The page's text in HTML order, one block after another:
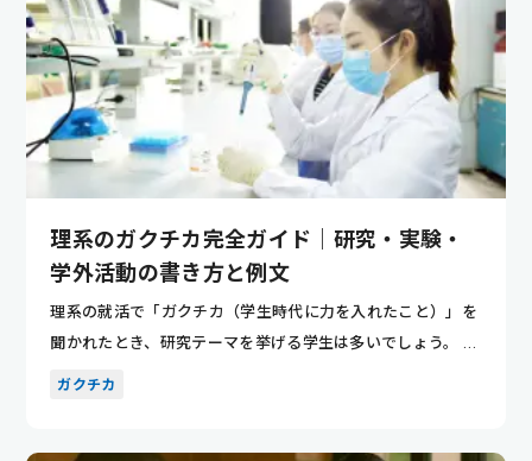
理系のガクチカ完全ガイド｜研究・実験・
学外活動の書き方と例文
理系の就活で「ガクチカ（学生時代に力を入れたこと）」を
聞かれたとき、研究テーマを挙げる学生は多いでしょう。 し
かし、「専...
ガクチカ